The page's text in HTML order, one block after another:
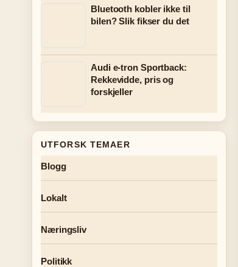
Bluetooth kobler ikke til
bilen? Slik fikser du det
Audi e-tron Sportback:
Rekkevidde, pris og
forskjeller
UTFORSK TEMAER
Blogg
Lokalt
Næringsliv
Politikk